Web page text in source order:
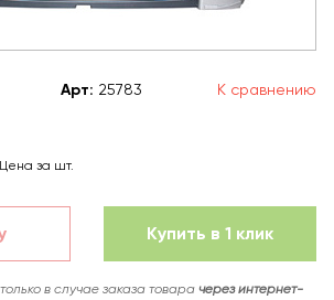
Арт: 25783 К сравнению
Цена за шт.
Купить в 1 клик
в случае заказа товара через интернет-